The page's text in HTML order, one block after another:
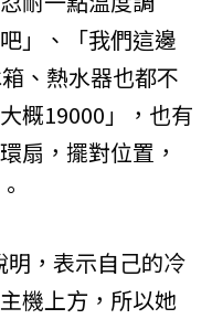
」、「我們這邊
、熱水器也都不
概19000」，也有
扇，擺對位置，
，表示自己的冷
機上方，所以她